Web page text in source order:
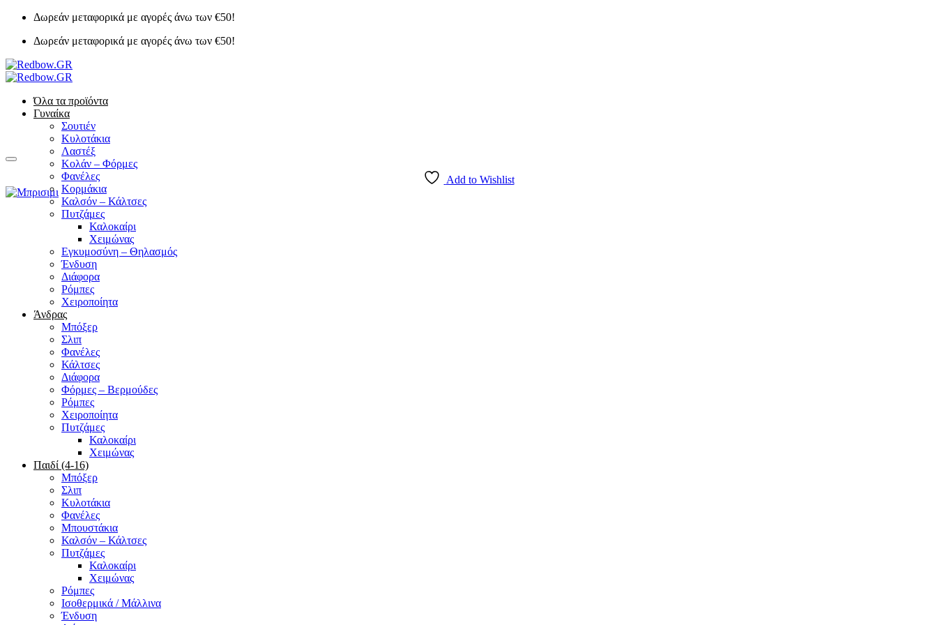
Μετάβαση
περιεχόμενο
Δωρεάν μεταφορικά με αγορές άνω των €50!
Δωρεάν μεταφορικά με αγορές άνω των €50!
Όλα τα προϊόντα
Γυναίκα
Σουτιέν
Κυλοτάκια
Λαστέξ
Κολάν – Φόρμες
Φανέλες
Κορμάκια
Καλσόν – Κάλτσες
Πυτζάμες
Καλοκαίρι
Χειμώνας
Εγκυμοσύνη – Θηλασμός
Ένδυση
Διάφορα
Ρόμπες
Χειροποίητα
Άνδρας
Μπόξερ
Σλιπ
Φανέλες
Κάλτσες
Διάφορα
Φόρμες – Βερμούδες
Ρόμπες
Χειροποίητα
Πυτζάμες
Καλοκαίρι
Χειμώνας
Παιδί (4-16)
Μπόξερ
Σλιπ
Κυλοτάκια
Φανέλες
Μπουστάκια
Καλσόν – Κάλτσες
Πυτζάμες
Καλοκαίρι
Χειμώνας
Ρόμπες
Ισοθερμικά / Μάλλινα
Ένδυση
Add to Wishlist